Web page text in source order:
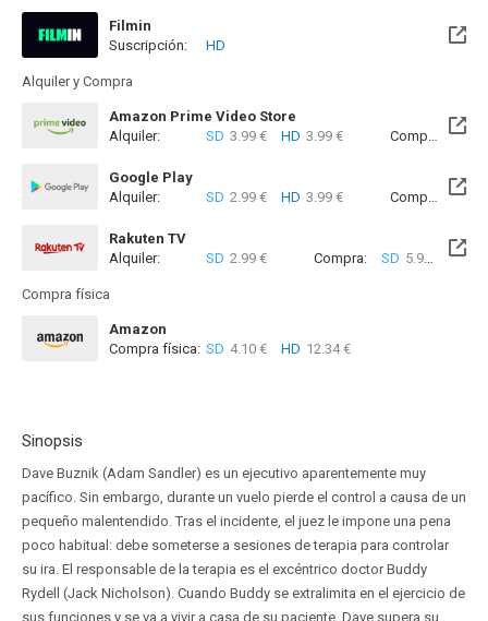
Filmin
Disponible hasta el Sab, 06 Mar 2027 (Quedan 6 meses)
Suscripción: HD
Alquiler y Compra
Amazon Prime Video Store
Alquiler:
SD 3.99 € HD 3.99 € Compra: SD
Google Play
Alquiler:
SD 2.99 € HD 3.99 € Compra: SD
Rakuten TV
Alquiler:
SD 2.99 € Compra: SD 5.99 €
Compra física
Amazon
Compra física: SD 4.10 € HD 12.34 €
Sinopsis
Dave Buznik (Adam Sandler) es un ejecutivo aparentemente muy
pacífico. Sin embargo, durante un vuelo pierde el control a causa de un
pequeño malentendido. Tras el incidente, el juez le impone una pena
poco habitual: debe someterse a sesiones de terapia para controlar
su ira. El responsable de la terapia es el excéntrico doctor Buddy
Rydell (Jack Nicholson). Cuando Buddy se extralimita en el ejercicio de
sus funciones y se va a vivir a casa de su paciente, Dave supera su